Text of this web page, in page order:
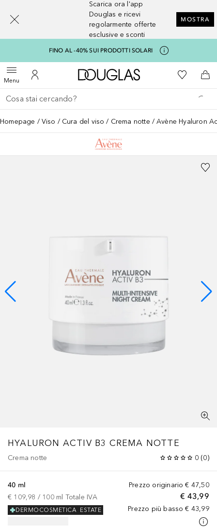
Scarica ora l'app
Douglas e ricevi
regolarmente offerte
esclusive e sconti
MOSTRA
FINO AL -40% SUI PRODOTTI SOLARI
MenuApri menuAl Mio Account
A Douglas HomeAlla Mia
Al
Torna indietro
Esegui ricerca
Homepage Viso Cura del viso Crema notte Avène Hyaluron
HYALURON ACTIV B3 CREMA NOTTE
Crema notte 0 (0)
Prezzo originario € 47,50
€ 43,99
Prezzo più basso € 43,99
40 ml
€ 109,98 / 100 ml Totale IVA
ESTATE
DERMOCOSMETICA
[navigation.slideout.screenreader]